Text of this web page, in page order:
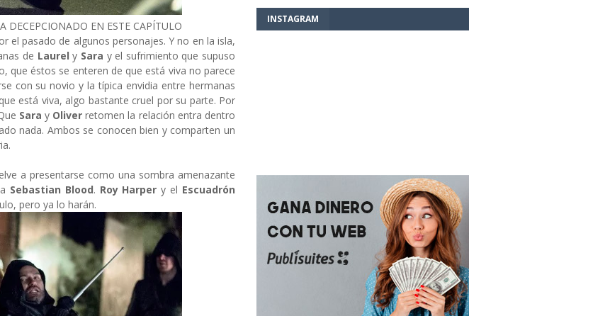
DECEPCIONADO EN ESTE CAPÍTULO
pasado de algunos personajes. Y no en la isla,
de Laurely Sara y el sufrimiento que supuso
que éstos se enteren de que está viva no parece
con su novio y la típica envidia entre hermanas
está viva, algo bastante cruel por su parte. Por
Sara y Oliver retomen la relación entra dentro
nada. Ambos se conocen bien y comparten un
a presentarse como una sombra amenazante
Sebastian Blood. Roy Harper y el Escuadrón
pero ya lo harán.
INSTAGRAM